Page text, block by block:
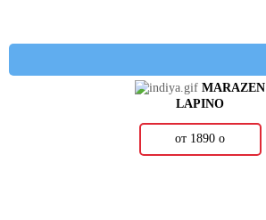
MARAZEN
LAPINO
от 1890 о